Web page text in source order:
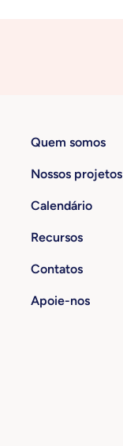
Quem somos
Nossos projetos
Calendário
Recursos
Contatos
Apoie-nos